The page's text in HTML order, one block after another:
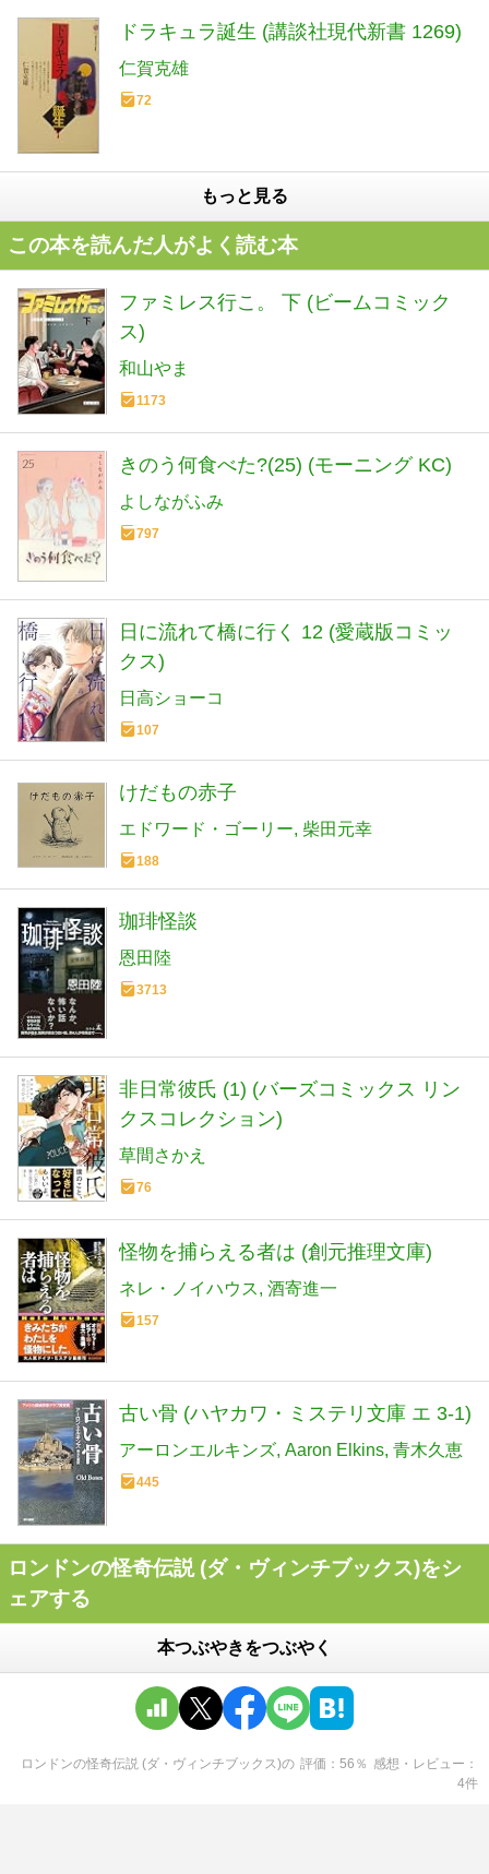
ドラキュラ誕生 (講談社現代新書 1269)
仁賀克雄
72
もっと見る
この本を読んだ人がよく読む本
ファミレス行こ。 下 (ビームコミック
ス)
和山やま
1173
きのう何食べた?(25) (モーニング KC)
よしながふみ
797
日に流れて橋に行く 12 (愛蔵版コミッ
クス)
日高ショーコ
107
けだもの赤子
エドワード・ゴーリー 柴田元幸
188
珈琲怪談
恩田陸
3713
非日常彼氏 (1) (バーズコミックス リン
クスコレクション)
草間さかえ
76
怪物を捕らえる者は (創元推理文庫)
ネレ・ノイハウス 酒寄進一
157
古い骨 (ハヤカワ・ミステリ文庫 エ 3-1)
アーロンエルキンズ Aaron Elkins 青木久恵
445
ロンドンの怪奇伝説 (ダ・ヴィンチブックス)をシ
ェアする
本つぶやきをつぶやく
ロンドンの怪奇伝説 (ダ・ヴィンチブックス)の 評価 56 ％ 感想・レビュー
4件